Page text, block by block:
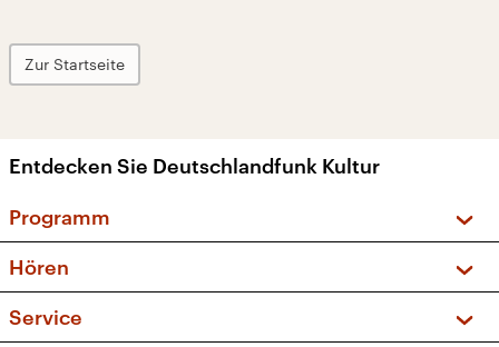
Zur Startseite
Entdecken Sie Deutschlandfunk Kultur
Programm
Sendungen und Podcasts
Musikliste
Hören
Service